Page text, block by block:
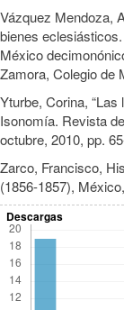
Vázquez Mendoza,
bienes
México
Zamora, Colegio de
Yturbe, Corina,
Isonomía. Revista
octubre, 2010, pp.
Zarco, Francisco,
(1856-1857),
Descargas